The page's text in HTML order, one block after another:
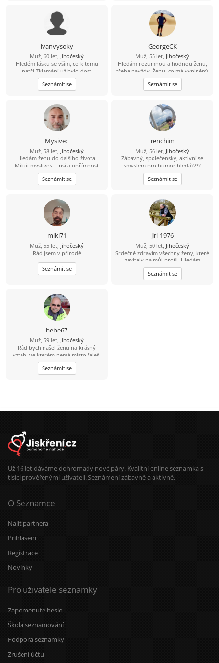
ivanvysoky
Muž, 60 let, Jihočeský
Hledém lásku se vším, co k tomu
patří.Zklamání už bylo dost
Seznámit se
GeorgeCK
Muž, 55 let, Jihočeský
Hledám rozumnou a hodnou ženu,
třeba navždy. Ženu, co má vyplněný
celý profil. I negativní odpověď je
lepší než fucking mlčení.
Seznámit se
Mysivec
Muž, 58 let, Jihočeský
Hledám ženu do dalšího života.
Miluji myslivost , psi a upřímnost
Seznámit se
renchim
Muž, 56 let, Jihočeský
Zábavný, společenský, aktivní se
smyslem pro humor hledá????
Najdu????
Seznámit se
miki71
Muž, 55 let, Jihočeský
Rád jsem v přírodě
Seznámit se
jiri-1976
Muž, 50 let, Jihočeský
Srdečně zdravím všechny ženy, které
zavítaly na můj profil. Hledám
pohodovou ženu, která pečuje o své
tělo i duši, žije vědomě a aktivně.
Jsem člověk, který ví, že hledá jednu
Seznámit se
bebe67
Muž, 59 let, Jihočeský
Rád bych našel ženu na krásný
vztah, ve kterém nemá místo faleš.
Ženu které bych mohl věřit.
Seznámit se
Už 16 let dáváme dohromady nové páry. Kvalitní online seznamka s
tisíci prověřenými uživateli. Seznámení zábavně a aktivně.
O Seznamce
Najít partnera
Přihlášení
Registrace
Novinky
Pro uživatele seznamky
Zapomenuté heslo
Škola seznamování
Podpora seznamky
Zrušení účtu